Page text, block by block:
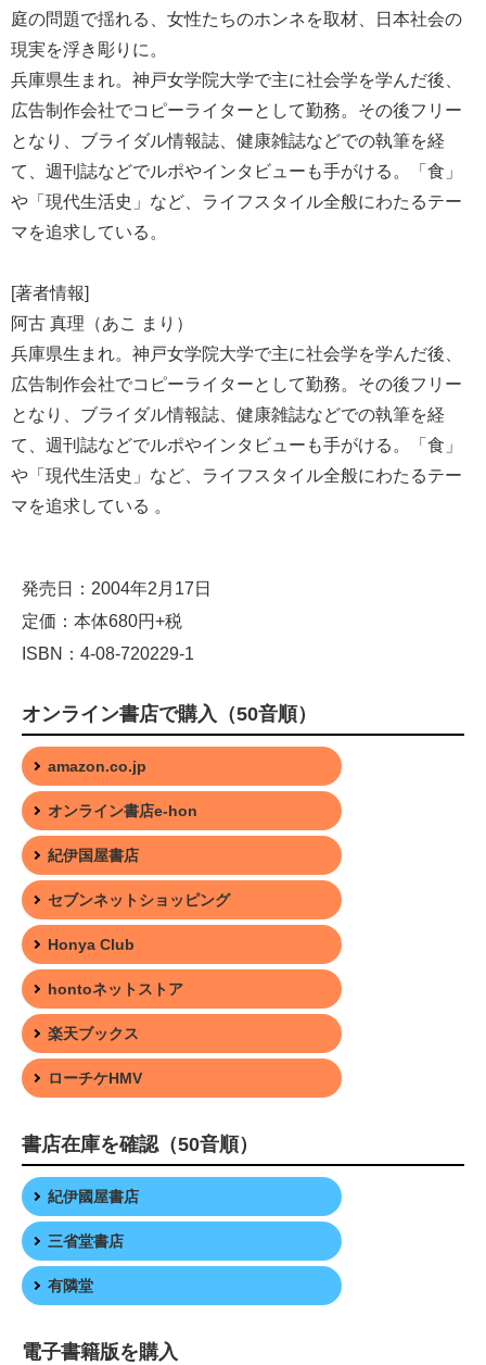
庭の問題で揺れる、女性たちのホンネを取材、日本社会の
現実を浮き彫りに。
兵庫県生まれ。神戸女学院大学で主に社会学を学んだ後、
広告制作会社でコピーライターとして勤務。その後フリー
となり、ブライダル情報誌、健康雑誌などでの執筆を経
て、週刊誌などでルポやインタビューも手がける。「食」
や「現代生活史」など、ライフスタイル全般にわたるテー
マを追求している。
[著者情報]
阿古 真理（あこ まり）
兵庫県生まれ。神戸女学院大学で主に社会学を学んだ後、
広告制作会社でコピーライターとして勤務。その後フリー
となり、ブライダル情報誌、健康雑誌などでの執筆を経
て、週刊誌などでルポやインタビューも手がける。「食」
や「現代生活史」など、ライフスタイル全般にわたるテー
マを追求している 。
発売日：2004年2月17日
定価：本体680円+税
ISBN：4-08-720229-1
オンライン書店で購入（50音順）
amazon.co.jp
オンライン書店e-hon
紀伊国屋書店
セブンネットショッピング
Honya Club
hontoネットストア
楽天ブックス
ローチケHMV
書店在庫を確認（50音順）
紀伊國屋書店
三省堂書店
有隣堂
電子書籍版を購入